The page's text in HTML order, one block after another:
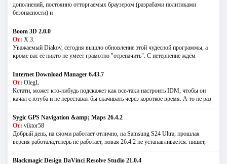
дополнений, постоянно отторгаемых браузером (разрабами политиками
безопасности) и
Boom 3D 2.0.0
От: Х.З.
Уважаемый Diakov, сегодня вышло обновление этой чудесной программы, а
кроме вас её никто не умеет грамотно "отрепачить". С нетерпение ждём
Internet Download Manager 6.43.7
От: OlegL
Кстати, может кто-нибудь подскажет как все-таки настроить IDM, чтобы он
качал с ютуба и не переставал бы скачивать через короткое время. А то не раз
Sygic GPS Navigation &amp; Maps 26.4.2
От: viktor58
Добрый день, на сяоми работает отлично, на Samsung S24 Ultra, прошлая
версия работала,теперь не работает, новая 26.4.2 не устанавливается. пишет,
Blackmagic Design DaVinci Resolve Studio 21.0.4